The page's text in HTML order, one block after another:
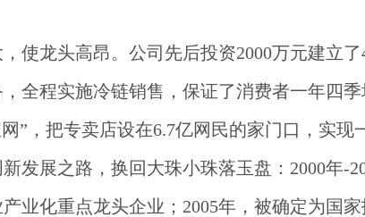
使龙头高昂。公司先后投资2000万元建立
全程实施冷链销售，保证了消费者一年四
”，把专卖店设在6.7亿网民的家门口，实现
发展之路，换回大珠小珠落玉盘： 2000年-
业化重点龙头企业；2005年，被确定为国